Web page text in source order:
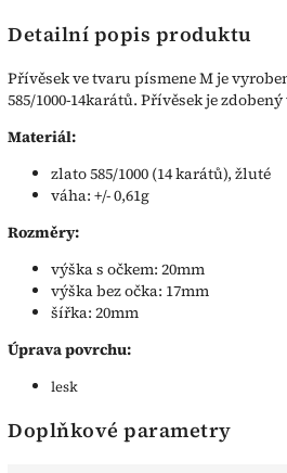
Detailní popis produktu
Přívěsek ve tvaru písmene M je
585/1000-14karátů. Přívěsek je
Materiál:
zlato 585/1000 (14 karátů), žluté
váha: +/- 0,61g
Rozměry:
výška s očkem: 20mm
výška bez očka: 17mm
šířka: 20mm
Úprava povrchu:
lesk
Doplňkové parametry